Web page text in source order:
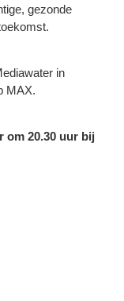
gezonde
in
MAX.
om 20.30 uur bij